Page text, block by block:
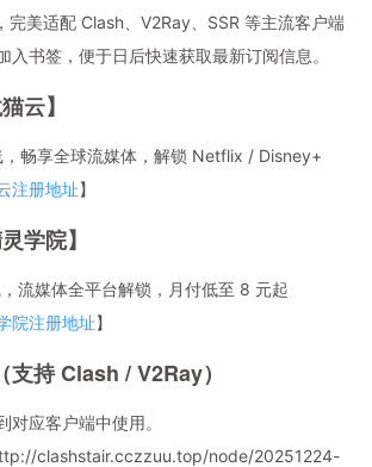
美适配 Clash、V2Ray、SSR 等主流客户端
入书签，便于日后快速获取最新订阅信息。
云】
，畅享全球流媒体，解锁 Netflix / Disney+
注册地址】
学院】
流媒体全平台解锁，月付低至 8 元起
院注册地址】
持 Clash / V2Ray）
对应客户端中使用。
clashstair.cczzuu.top/node/20251224-